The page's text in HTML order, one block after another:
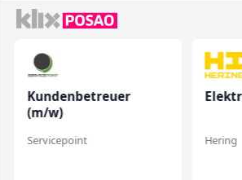
Kundenbetreuer
(m/w)
Servicepoint Hering